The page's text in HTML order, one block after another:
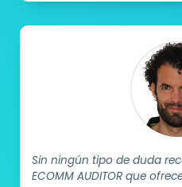
Sin ningún tipo de duda
ECOMM AUDITOR que